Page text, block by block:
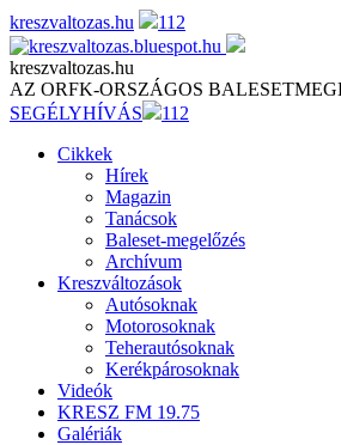
Skip
to
content
kreszvaltozas.hu 112
kreszvaltozas.hu
AZ ORFK-ORSZÁGOS
SEGÉLYHÍVÁS
112
Cikkek
Hírek
Magazin
Tanácsok
Baleset-megelőzés
Archívum
Kreszváltozások
Autósoknak
Motorosoknak
Teherautósoknak
Kerékpárosoknak
Videók
KRESZ FM 19.75
Galériák